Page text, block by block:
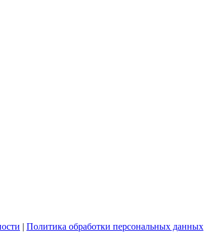
| Политика обработки персональных данных